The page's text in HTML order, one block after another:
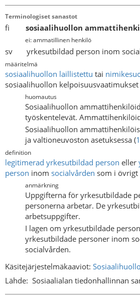
Terminologiset sanastot
fi sosiaalihuollon
ei: ammatillinen henkilö
sv yrkesutbildad person inom
määritelmä
sosiaalihuollon laillistettu tai
sosiaalihuollon kelpoisuusvaatimukset
huomautus
Sosiaalihuollon
työskentelevät.
Sosiaalihuollon
ja valtioneuvoston asetuksessa (
definition
legitimerad yrkesutbildad person eller
person inom socialvården som i
anmärkning
Uppgifterna för yrkesutbildade
personerna arbetar. De
arbetsuppgifter.
I lagen om yrkesutbildade
yrkesutbildade personer inom
socialvården.
Käsitejärjestelmäkaaviot:
Lähde: Sosiaalialan tiedonhallinnan